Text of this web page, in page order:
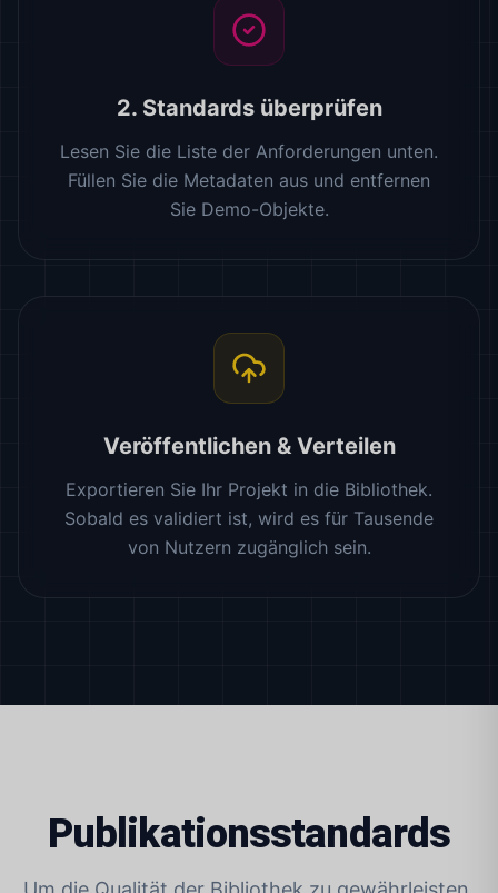
2. Standards überprüfen
Lesen Sie die Liste der Anforderungen unten.
Füllen Sie die Metadaten aus und entfernen
Sie Demo-Objekte.
Veröffentlichen & Verteilen
Exportieren Sie Ihr Projekt in die Bibliothek.
Sobald es validiert ist, wird es für Tausende
von Nutzern zugänglich sein.
Publikationsstandards